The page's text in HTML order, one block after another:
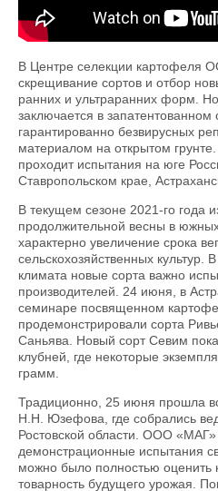
В Центре селекции картофеля
скрещивание сортов и отбор
ранних и ультраранних форм.
заключается в
гарантированно безвирусных
материалом на открытом
проходит испытания на юге
Ставропольском крае,
В текущем сезоне 2021-го года
продолжительной весны в
характерно увеличение срока
сельскохозяйственных культур.
климата новые сорта важно
производителей. 24 июня, в
семинаре посвященном
продемонстрировали сорта
Саньява. Новый сорт Севим
клубней, где некоторые
грамм.
Традиционно, 25 июня прошла
Н.Н. Юзефова, где собрались
Ростовской области. ООО «МАГ»
демонстрационные испытания
можно было полностью оценить
товарность будущего урожая.